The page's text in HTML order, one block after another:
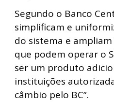
Segundo o Banco
simplificam e
do sistema e
que podem operar o
ser um produto
instituições
câmbio pelo BC”.